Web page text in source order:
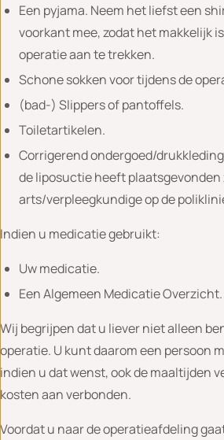
Een pyjama. Neem het liefst een
voorkant mee, zodat het makkelijk
operatie aan te trekken.
Schone sokken voor tijdens de
(bad-) Slippers of pantoffels.
Toiletartikelen.
Corrigerend ondergoed/
de liposuctie heeft plaatsgevonden
arts/verpleegkundige op de
Indien u medicatie gebruikt:
Uw medicatie.
Een Algemeen Medicatie Overzicht.
Wij begrijpen dat u liever niet alleen
operatie. U kunt daarom een persoon
indien u dat wenst, ook de maaltijden
kosten aan verbonden.
Voordat u naar de operatieafdeling